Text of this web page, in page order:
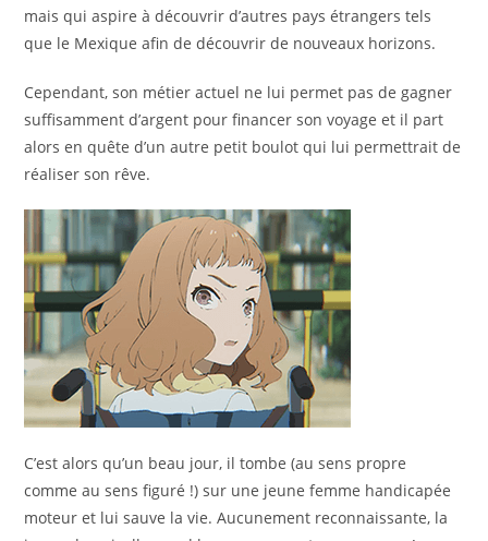
mais qui aspire à découvrir d’autres pays étrangers tels
que le Mexique afin de découvrir de nouveaux horizons.
Cependant, son métier actuel ne lui permet pas de gagner
suffisamment d’argent pour financer son voyage et il part
alors en quête d’un autre petit boulot qui lui permettrait de
réaliser son rêve.
C’est alors qu’un beau jour, il tombe (au sens propre
comme au sens figuré !) sur une jeune femme handicapée
moteur et lui sauve la vie. Aucunement reconnaissante, la